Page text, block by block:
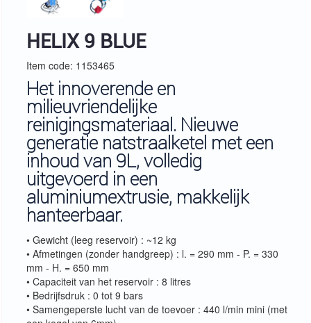
HELIX 9 BLUE
Item code: 1153465
Het innoverende en
milieuvriendelijke
reinigingsmateriaal. Nieuwe
generatie natstraalketel met een
inhoud van 9L, volledig
uitgevoerd in een
aluminiumextrusie, makkelijk
hanteerbaar.
• Gewicht (leeg reservoir) : ~12 kg
• Afmetingen (zonder handgreep) : l. = 290 mm - P. = 330
mm - H. = 650 mm
• Capaciteit van het reservoir : 8 litres
• Bedrijfsdruk : 0 tot 9 bars
• Samengeperste lucht van de toevoer : 440 l/min mini (met